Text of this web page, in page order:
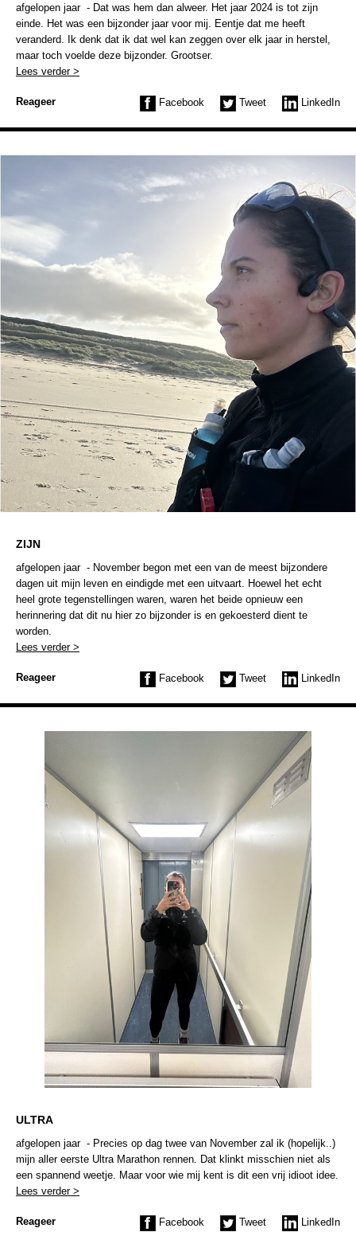
afgelopen jaar - Dat was hem dan alweer. Het jaar 2024 is tot zijn
einde. Het was een bijzonder jaar voor mij. Eentje dat me heeft
veranderd. Ik denk dat ik dat wel kan zeggen over elk jaar in herstel,
maar toch voelde deze bijzonder. Grootser.
Lees verder >
Reageer Facebook Tweet LinkedIn
ZIJN
afgelopen jaar - November begon met een van de meest bijzondere
dagen uit mijn leven en eindigde met een uitvaart. Hoewel het echt
heel grote tegenstellingen waren, waren het beide opnieuw een
herinnering dat dit nu hier zo bijzonder is en gekoesterd dient te
worden.
Lees verder >
Reageer Facebook Tweet LinkedIn
ULTRA
afgelopen jaar - Precies op dag twee van November zal ik (hopelijk..)
mijn aller eerste Ultra Marathon rennen. Dat klinkt misschien niet als
een spannend weetje. Maar voor wie mij kent is dit een vrij idioot idee.
Lees verder >
Reageer Facebook Tweet LinkedIn